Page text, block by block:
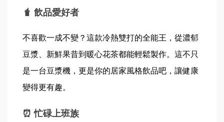
🧋 飲品愛好者
不喜歡一成不變？這款冷熱雙打的全能王，從濃郁
豆漿、新鮮果昔到暖心花茶都能輕鬆製作。這不只
是一台豆漿機，更是你的居家風格飲品吧，讓健康
變得更有趣。
⏰ 忙碌上班族